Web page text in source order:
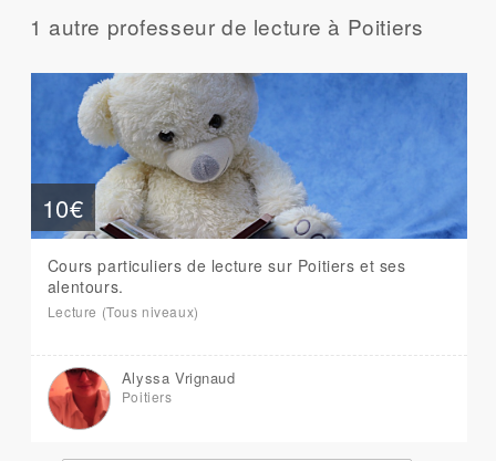
1 autre professeur de lecture à Poitiers
10€
Cours particuliers de lecture sur Poitiers et ses
alentours.
Lecture (Tous niveaux)
Alyssa Vrignaud
Poitiers